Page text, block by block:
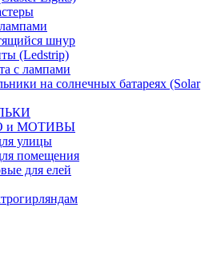
шнур
(Ledstrip)
с лампами
на солнечных батареях (Solar
и МОТИВЫ
улицы
помещения
для елей